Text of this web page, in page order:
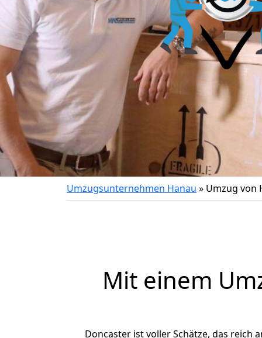
Umzugsunternehmen Hanau » Umzug von
Mit einem
Doncaster ist voller Schätze, das reich